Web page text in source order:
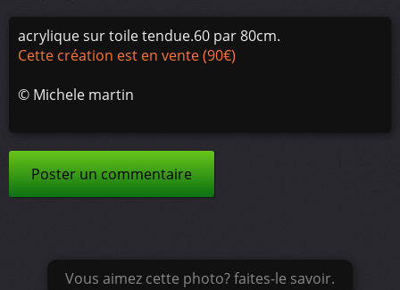
acrylique sur toile tendue.60 par 80cm.
Cette création est en vente (90€)
© Michele martin
Poster un commentaire
Vous aimez cette photo? faites-le savoir.